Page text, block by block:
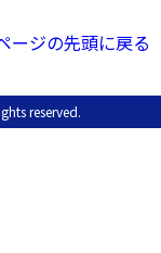
ージの先頭に戻る
reserved.